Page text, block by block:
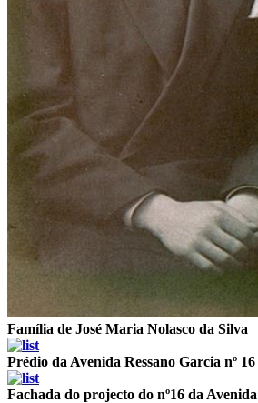
Família de José Maria Nolasco da Silva
Prédio da Avenida Ressano Garcia nº 16
Fachada do projecto do nº16 da